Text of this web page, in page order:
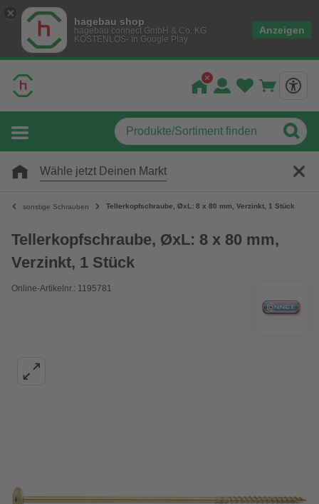
hagebau shop
hagebau connect GmbH & Co. KG
KOSTENLOS- In Google Play
Anzeigen
Wähle jetzt Deinen Markt
sonstige Schrauben Tellerkopfschraube, ØxL: 8 x 80 mm, Verzinkt, 1 Stück
Tellerkopfschraube, ØxL: 8 x 80 mm,
Verzinkt, 1 Stück
Online-Artikelnr.: 1195781